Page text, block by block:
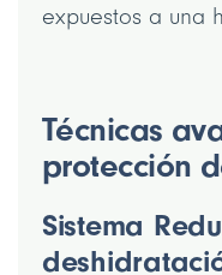
expuestos a una
Técnicas
protección
Sistema